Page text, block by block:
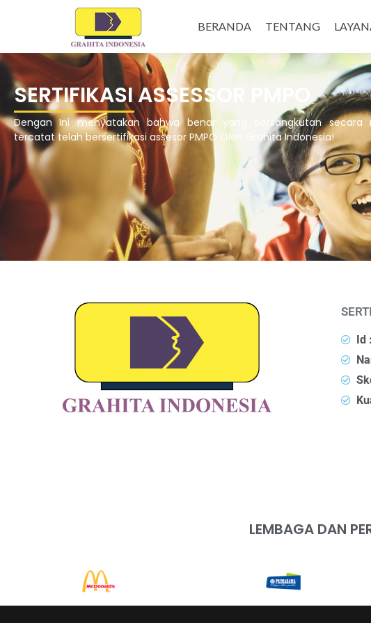
BERANDA TENTANG
SERTIFIKASI ASSESSOR PMPO
Dengan Ini menyatakan bahwa benar yang bersangkutan secara
tercatat telah bersertifikasi assesor PMPO Oleh Grahita Indonesia!
Id
LEMBAGA DAN